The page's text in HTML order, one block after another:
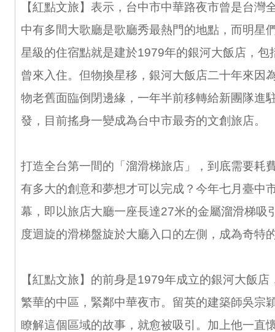
【紅點文旅】表示，台中市中華路夜市曾是台灣
中有多間大歌廳是歌廳秀最熱門的地點，而明星
星級的住宿點就是建於1979年的銀河大飯店，包
曾來入住。但物換星移，銀河大飯店二十年來因
物老舊面臨倒閉邊緣，一年半前移轉給新團隊進
發，目前搖身一變成為台中市最夯的文創旅店。
打造全台第一間的「溜滑梯旅店」，到底需要耗
有多大的創意和夢想才可以完成？今年七月臺中
幕，即以旅店大廳一座長達27米的金屬溜滑梯吸
度迴旋的滑梯盤旋於大廳入口的左側，成為奇特
【紅點文旅】的前身是1979年成立的銀河大飯
繁華的中區，緊鄰中華夜市。留英的建築師吳宗
瞭解這個區域的故事，就愈被吸引。加上他一直